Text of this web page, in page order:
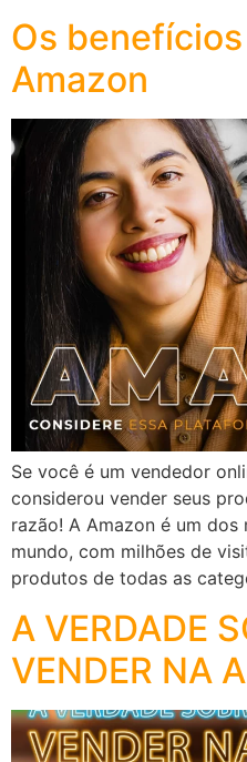
Os
Amazon
Se você é um vendedor
considerou vender seus
razão! A Amazon é um
mundo, com milhões de
produtos de todas as
A VERDADE
VENDER NA